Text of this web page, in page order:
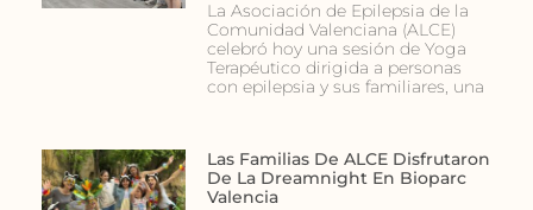
La Asociación de Epilepsia de la
Comunidad Valenciana (ALCE)
celebró hoy una sesión de Yoga
Terapéutico dirigida a personas
con epilepsia y sus familiares, una
Las Familias De ALCE Disfrutaron
De La Dreamnight En Bioparc
Valencia